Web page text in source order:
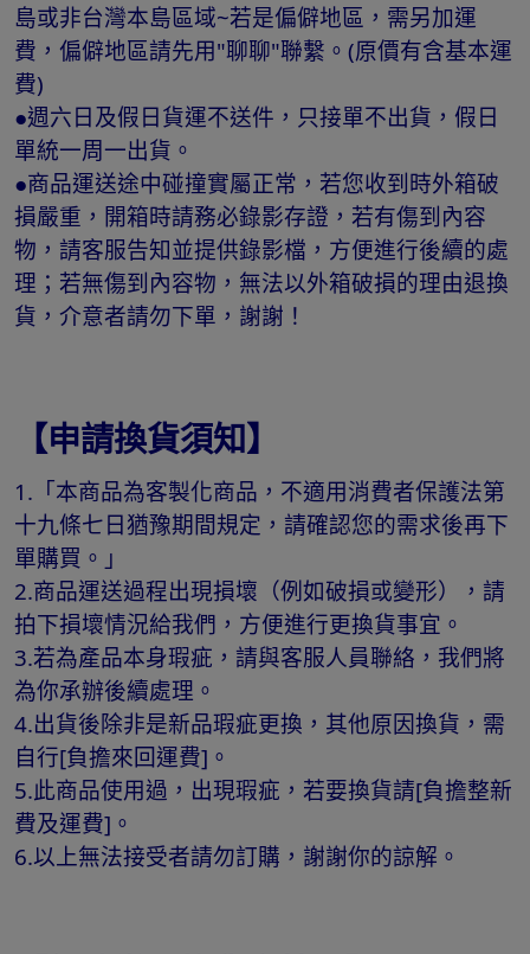
島或非台灣本島區域~若是偏僻地區，需另加運
費，偏僻地區請先用"聊聊"聯繫。(原價有含基本運
費)
●週六日及假日貨運不送件，只接單不出貨，假日
單統一周一出貨。
●商品運送途中碰撞實屬正常，若您收到時外箱破
損嚴重，開箱時請務必錄影存證，若有傷到內容
物，請客服告知並提供錄影檔，方便進行後續的處
理；若無傷到內容物，無法以外箱破損的理由退換
貨，介意者請勿下單，謝謝！
【申請換貨須知】
1.「本商品為客製化商品，不適用消費者保護法第
十九條七日猶豫期間規定，請確認您的需求後再下
單購買。」
2.商品運送過程出現損壞（例如破損或變形），請
拍下損壞情況給我們，方便進行更換貨事宜。
3.若為產品本身瑕疵，請與客服人員聯絡，我們將
為你承辦後續處理。
4.出貨後除非是新品瑕疵更換，其他原因換貨，需
自行[負擔來回運費]。
5.此商品使用過，出現瑕疵，若要換貨請[負擔整新
費及運費]。
6.以上無法接受者請勿訂購，謝謝你的諒解。